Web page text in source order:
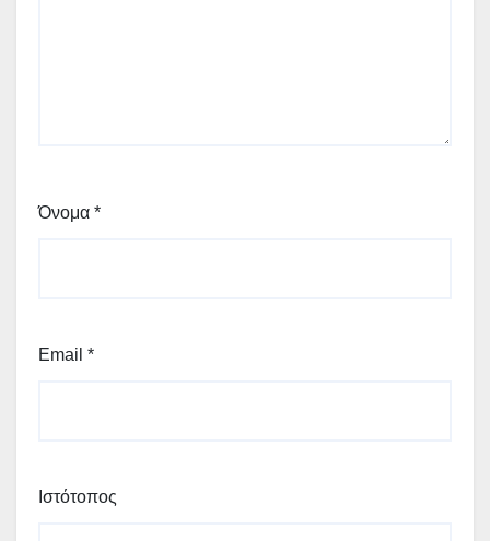
Όνομα *
Email *
Ιστότοπος